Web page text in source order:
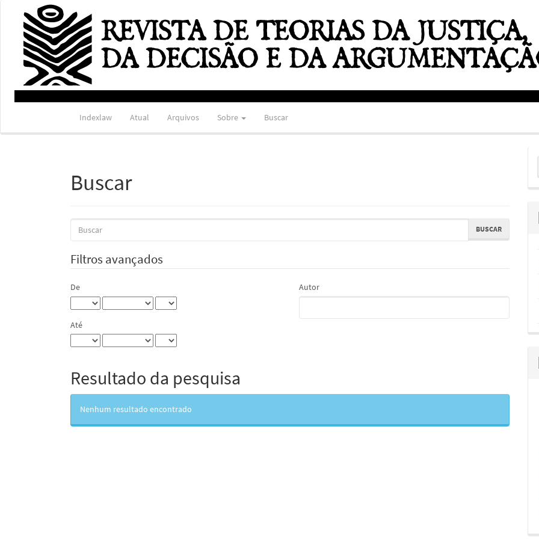
Navegação
Principal
Conteúdo
principal
Barra
Lateral
Indexlaw Atual Arquivos Sobre Buscar
Buscar
termo
Filtros avançados
De
Até
Autor
Resultado da pesquisa
Nenhum resultado encontrado